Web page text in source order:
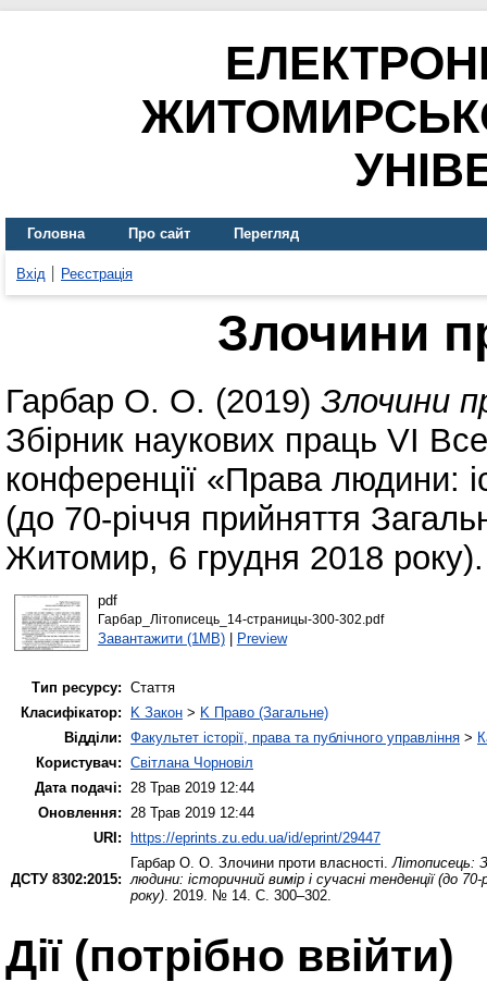
Головна Про сайт Перегляд
Вхід Реєстрація
Злочини
Гарбар О. О. (2019) Злочини
Збірник наукових праць VІ
конференції «Права людини:
(до 70-річчя прийняття
Житомир, 6 грудня 2018
pdf
Гарбар_Літописець_14-страницы-300-302.pdf
Завантажити (1MB)| Preview
Тип ресурсу: Стаття
Класифікатор:
K Закон > K Право (Загальне)
Відділи: Факультет історії, права та публічного управління >
Користувач: Світлана Чорновіл
Дата подачі: 28 Трав 2019 12:44
Оновлення: 28 Трав 2019 12:44
URI:
https://eprints.zu.edu.ua/id/eprint/29447
ДСТУ 8302:2015:
Гарбар О. О. Злочини проти власності.Літописець:
людини: історичний вимір і сучасні тенденції (до
року). 2019. № 14. С. 300–302.
Дії ​​(потрібно ввійти)